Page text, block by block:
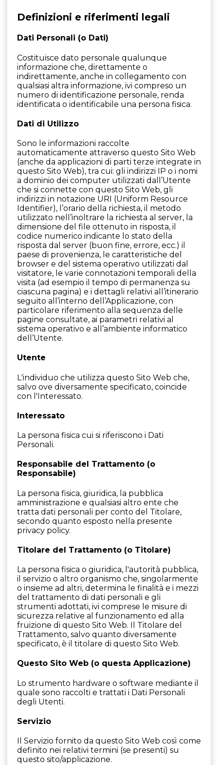
Definizioni e riferimenti legali
Dati Personali (o Dati)
Costituisce dato personale qualunque
informazione che, direttamente o
indirettamente, anche in collegamento con
qualsiasi altra informazione, ivi compreso un
numero di identificazione personale, renda
identificata o identificabile una persona fisica.
Dati di Utilizzo
Sono le informazioni raccolte
automaticamente attraverso questo Sito Web
(anche da applicazioni di parti terze integrate in
questo Sito Web), tra cui: gli indirizzi IP o i nomi
a dominio dei computer utilizzati dall’Utente
che si connette con questo Sito Web, gli
indirizzi in notazione URI (Uniform Resource
Identifier), l’orario della richiesta, il metodo
utilizzato nell’inoltrare la richiesta al server, la
dimensione del file ottenuto in risposta, il
codice numerico indicante lo stato della
risposta dal server (buon fine, errore, ecc.) il
paese di provenienza, le caratteristiche del
browser e del sistema operativo utilizzati dal
visitatore, le varie connotazioni temporali della
visita (ad esempio il tempo di permanenza su
ciascuna pagina) e i dettagli relativi all’itinerario
seguito all’interno dell’Applicazione, con
particolare riferimento alla sequenza delle
pagine consultate, ai parametri relativi al
sistema operativo e all’ambiente informatico
dell’Utente.
Utente
L'individuo che utilizza questo Sito Web che,
salvo ove diversamente specificato, coincide
con l'Interessato.
Interessato
La persona fisica cui si riferiscono i Dati
Personali.
Responsabile del Trattamento (o
Responsabile)
La persona fisica, giuridica, la pubblica
amministrazione e qualsiasi altro ente che
tratta dati personali per conto del Titolare,
secondo quanto esposto nella presente
privacy policy.
Titolare del Trattamento (o Titolare)
La persona fisica o giuridica, l'autorità pubblica,
il servizio o altro organismo che, singolarmente
o insieme ad altri, determina le finalità e i mezzi
del trattamento di dati personali e gli
strumenti adottati, ivi comprese le misure di
sicurezza relative al funzionamento ed alla
fruizione di questo Sito Web. Il Titolare del
Trattamento, salvo quanto diversamente
specificato, è il titolare di questo Sito Web.
Questo Sito Web (o questa Applicazione)
Lo strumento hardware o software mediante il
quale sono raccolti e trattati i Dati Personali
degli Utenti.
Servizio
Il Servizio fornito da questo Sito Web così come
definito nei relativi termini (se presenti) su
questo sito/applicazione.